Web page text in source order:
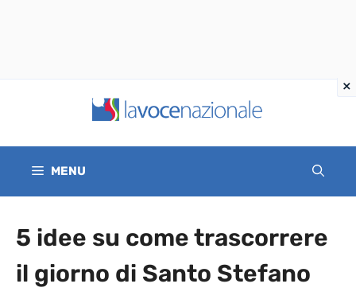
contenuto
MENU
5 idee su come trascorrere
il giorno di Santo Stefano